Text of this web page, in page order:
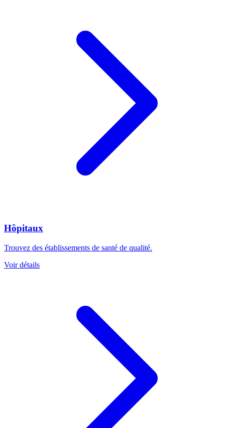
Hôpitaux
Trouvez des établissements de santé de qualité.
Voir détails